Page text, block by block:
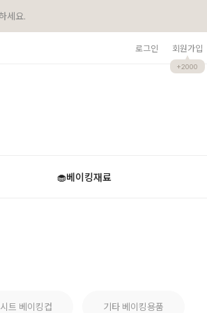
세요.
로그인 회원가입
+2000
🧁베이킹재료
트 베이킹컵 기타 베이킹용품